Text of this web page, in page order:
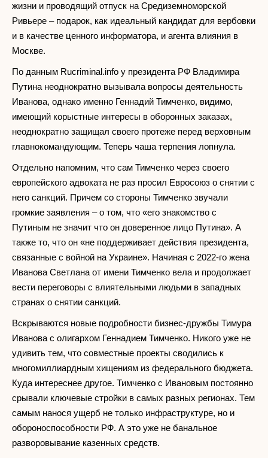
жизни и проводящий отпуск на Средиземноморской
Ривьере – подарок, как идеальный кандидат для вербовки
и в качестве ценного информатора, и агента влияния в
Москве.
По данным Rucriminal.info у президента РФ Владимира
Путина неоднократно вызывала вопросы деятельность
Иванова, однако именно Геннадий Тимченко, видимо,
имеющий корыстные интересы в оборонных заказах,
неоднократно защищал своего протеже перед верховным
главнокомандующим. Теперь чаша терпения лопнула.
Отдельно напомним, что сам Тимченко через своего
европейского адвоката не раз просил Евросоюз о снятии с
него санкций. Причем со стороны Тимченко звучали
громкие заявления – о том, что «его знакомство с
Путиным не значит что он доверенное лицо Путина». А
также то, что он «не поддерживает действия президента,
связанные с войной на Украине». Начиная с 2022-го жена
Иванова Светлана от имени Тимченко вела и продолжает
вести переговоры с влиятельными людьми в западных
странах о снятии санкций.
Вскрываются новые подробности бизнес-дружбы Тимура
Иванова с олигархом Геннадием Тимченко. Никого уже не
удивить тем, что совместные проекты сводились к
многомиллиардным хищениям из федерального бюджета.
Куда интереснее другое. Тимченко с Ивановым постоянно
срывали ключевые стройки в самых разных регионах. Тем
самым нанося ущерб не только инфраструктуре, но и
обороноспособности РФ. А это уже не банальное
разворовывание казенных средств.